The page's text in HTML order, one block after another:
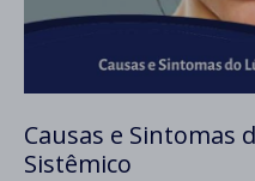
Causas e Sintomas
Sistêmico